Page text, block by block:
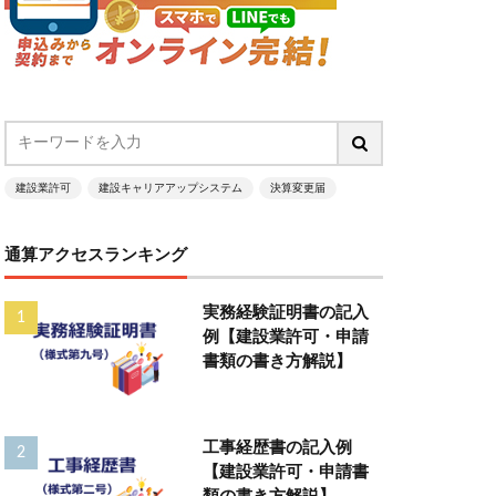
建設業許可 建設キャリアアップシステム 決算変更届
通算アクセスランキング
実務経験証明書の記入
例【建設業許可・申請
書類の書き方解説】
工事経歴書の記入例
【建設業許可・申請書